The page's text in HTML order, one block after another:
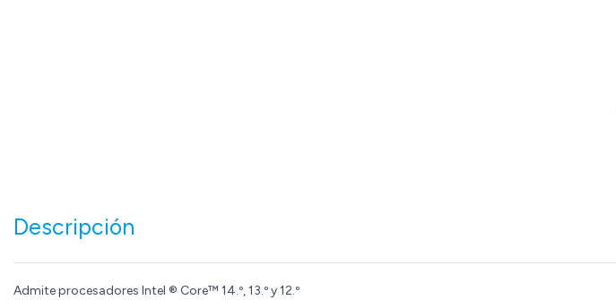
Descripción
Admite procesadores Intel ® Core™ 14.º, 13.º y 12.º